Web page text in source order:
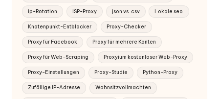
ip-Rotation ISP-Proxy json vs. csv Lokale seo
Knotenpunkt-Entblocker Proxy-Checker
Proxy für Facebook Proxy für mehrere Konten
Proxy für Web-Scraping Proxyium kostenloser Web-Proxy
Proxy-Einstellungen Proxy-Studie Python-Proxy
Zufällige IP-Adresse Wohnsitzvollmachten